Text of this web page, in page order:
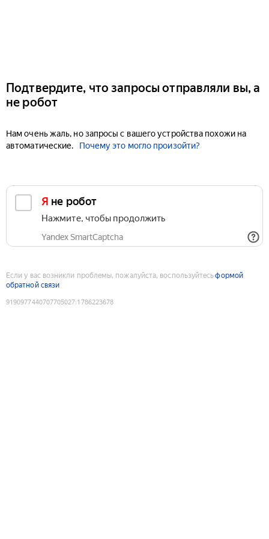
Подтвердите, что запросы отправляли вы, а
не робот
Нам очень жаль, но запросы с вашего устройства похожи на
автоматические.
Почему это могло произойти?
Я не робот
Нажмите, чтобы продолжить
Yandex SmartCaptcha
Если у вас возникли проблемы, пожалуйста, воспользуйтесьформой
обратной связи
9190977440707705027:1786223678